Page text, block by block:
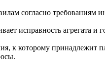
согласно требованиям
исправность агрегата и
к которому